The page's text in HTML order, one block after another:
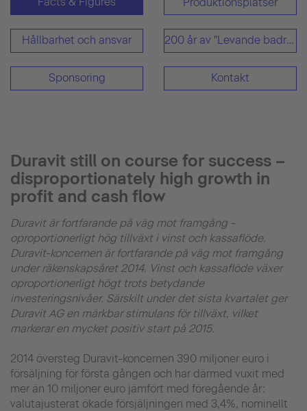
Hållbarhet och ansvar 200 år av "Levande badrum"
Sponsoring Kontakt
Duravit still on course for success –
disproportionately high growth in
profit and cash flow
Duravit är fortfarande på väg mot framgång -
oproportionerligt hög tillväxt i vinst och kassaflöde.
Duravit-koncernen är fortfarande på väg mot framgång
under räkenskapsåret 2014. Vinst och kassaflöde växer
oproportionerligt högt trots betydande
investeringsnivåer. Särskilt under det sista kvartalet ger
Duravit AG en märkbar stimulans för tillväxt, vilket
markerar en mycket positiv start på 2015.
2014 översteg Duravit-koncernen 390 miljoner euro i
försäljning för första gången och har därmed vuxit med
mer än 10 miljoner euro jämfört med föregående år:
valutajusterat ökade försjäljningen med 3,4%, nominellt